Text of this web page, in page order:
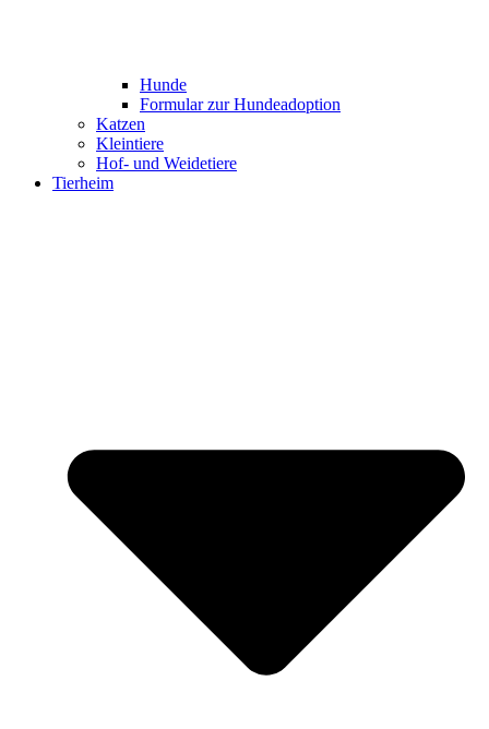
Hunde
Formular zur Hundeadoption
Katzen
Kleintiere
Hof- und Weidetiere
Tierheim